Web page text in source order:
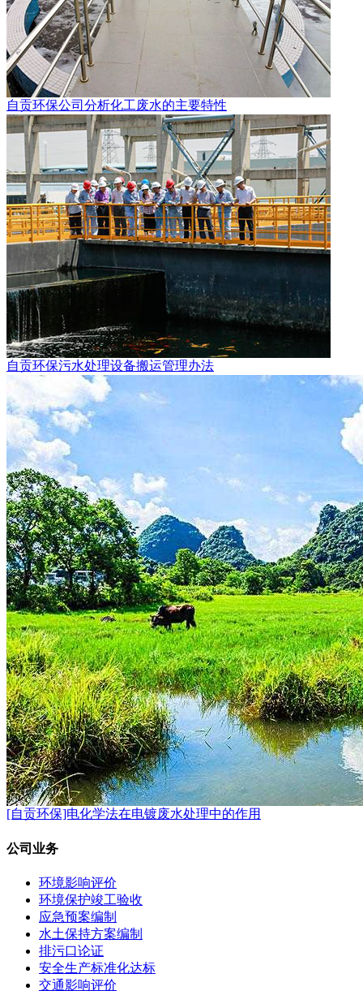
自贡环保公司分析化工废水的主要特性
自贡环保污水处理设备搬运管理办法
[自贡环保]电化学法在电镀废水处理中的作用
公司业务
环境影响评价
环境保护竣工验收
应急预案编制
水土保持方案编制
排污口论证
安全生产标准化达标
交通影响评价